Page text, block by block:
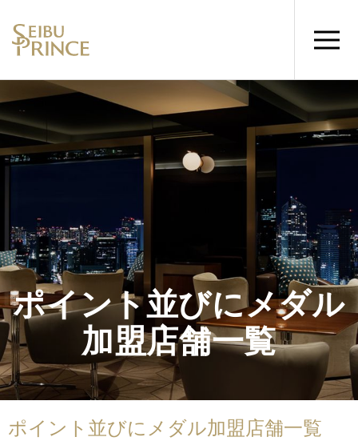
ポイント並びにメダル
加盟店舗一覧
ポイント並びにメダル加盟店舗一覧